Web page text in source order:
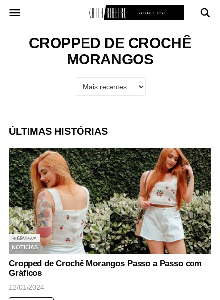
para
conteúdoCROPPED DE CROCHÊ
MORANGOS
ÚLTIMAS HISTÓRIAS
◉69Views
NOTICIAS
Cropped de Crochê Morangos Passo a Passo com
Gráficos
12/01/2024